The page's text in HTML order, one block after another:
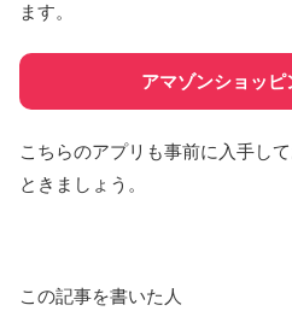
ます。
アマゾンショッピ
こちらのアプリも事前に入手し
ときましょう。
この記事を書いた人